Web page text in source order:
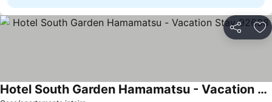
Partilhar
Hotel South Garden Hamamatsu - Vacation Stay 92698